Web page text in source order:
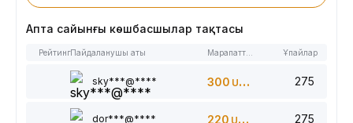
Апта сайынғы көшбасшылар тақтасы
РейтингПайдаланушы аты Ұпайлар
sky***@**** 300 USDT 275
dor***@**** 220 USDT 275